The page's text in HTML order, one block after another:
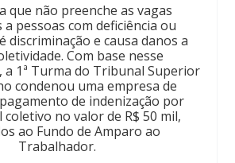
que não preenche as vagas
a pessoas com deficiência ou
discriminação e causa danos a
Com base nesse
1ª Turma do Tribunal Superior
condenou uma empresa de
de indenização por
no valor de R$ 50 mil,
ao Fundo de Amparo ao
Trabalhador.